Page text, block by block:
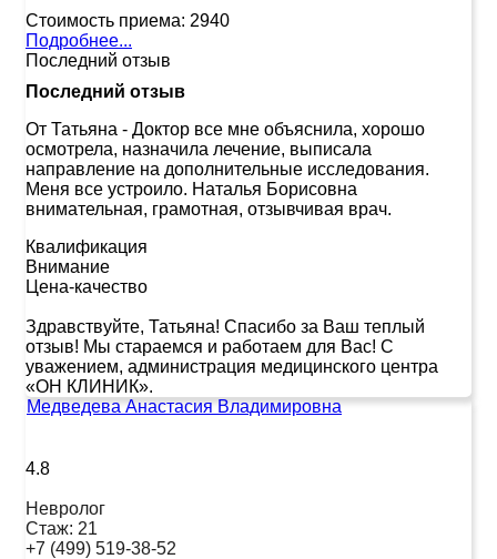
Стоимость приема: 2940
Подробнее...
Последний отзыв
Последний отзыв
От Татьяна - Доктор все мне объяснила, хорошо
осмотрела, назначила лечение, выписала
направление на дополнительные исследования.
Меня все устроило. Наталья Борисовна
внимательная, грамотная, отзывчивая врач.
Квалификация
Внимание
Цена-качество
Здравствуйте, Татьяна! Спасибо за Ваш теплый
отзыв! Мы стараемся и работаем для Вас! С
уважением, администрация медицинского центра
«ОН КЛИНИК».
Медведева Анастасия Владимировна
4.8
Невролог
Стаж: 21
+7 (499) 519-38-52